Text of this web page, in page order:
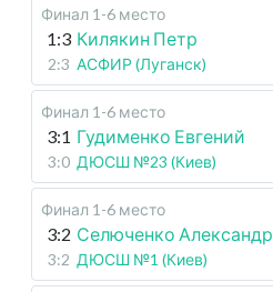
Финал 1-6 место
1:3 Килякин Петр
2:3 АСФИР (Луганск)
Финал 1-6 место
3:1 Гудименко Евгений
3:0 ДЮСШ №23 (Киев)
Финал 1-6 место
3:2 Селюченко Александр
3:2 ДЮСШ №1 (Киев)